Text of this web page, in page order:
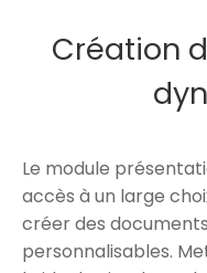
Création
Le module
accès à un large
créer des
personnalisables.